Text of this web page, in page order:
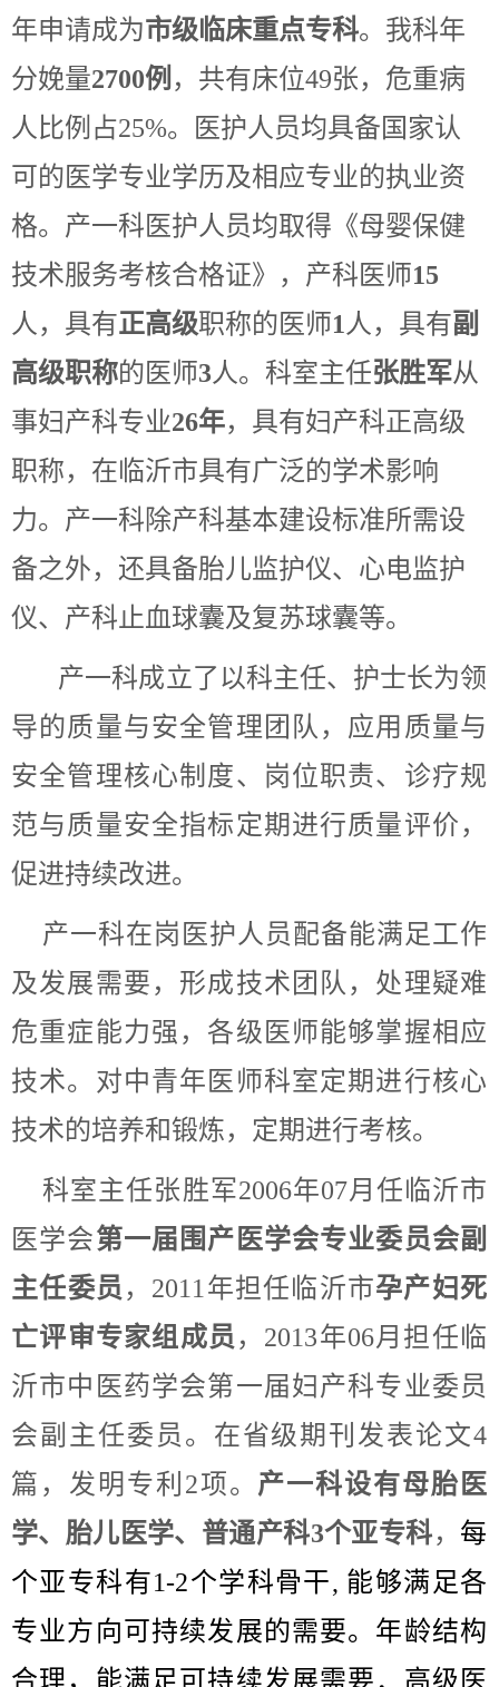
年申请成为市级临床重点专科。我科年
分娩量2700例 ，共有床位49张，危重病
人比例占25%。医护人员均具备国家认
可的医学专业学历及相应专业的执业资
格。产一科医护人员均取得《母婴保健
技术服务考核合格证》，产科医师15
人，具有正高级职称的医师1人，具有副
高级职称的医师3人。科室主任张胜军从
事妇产科专业26年，具有妇产科正高级
职称，在临沂市具有广泛的学术影响
力。产一科除产科基本建设标准所需设
备之外，还具备胎儿监护仪、心电监护
仪、产科止血球囊及复苏球囊等。
产一科成立了以科主任、护士长为领
导的质量与安全管理团队，应用质量与
安全管理核心制度、岗位职责、诊疗规
范与质量安全指标定期进行质量评价，
促进持续改进。
产一科在岗医护人员配备能满足工作
及发展需要，形成技术团队，处理疑难
危重症能力强，各级医师能够掌握相应
技术。对中青年医师科室定期进行核心
技术的培养和锻炼，定期进行考核。
科室主任张胜军2006年07月任临沂市
医学会第一届围产医学会专业委员会副
主任委员 ，2011年担任临沂市孕产妇死
亡评审专家组成员 ，2013年06月担任临
沂市中医药学会第一届妇产科专业委员
会副主任委员。在省级期刊发表论文4
篇，发明专利2项。 产一科设有母胎医
学、胎儿医学、普通产科3个亚专科， 每
个亚专科有1-2个学科骨干, 能够满足各
专业方向可持续发展的需要。年龄结构
合理，能满足可持续发展需要．高级医